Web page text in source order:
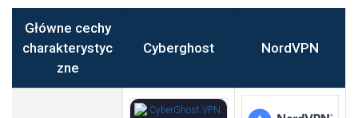
Główne cechy
charakterystyc
zne
Cyberghost NordVPN